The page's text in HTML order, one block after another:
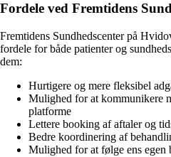
Fordele ved Fremtidens
Fremtidens Sundhedscenter på
fordele for både patienter og
dem:
Hurtigere og mere fleksibel
Mulighed for at kommunikere
platforme
Lettere booking af aftaler og
Bedre koordinering af
Mulighed for at følge ens egen